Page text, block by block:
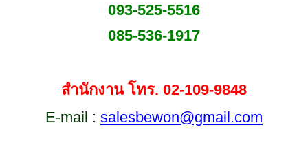
093-525-5516
085-536-1917
สำนักงาน โทร. 02-109-9848
E-mail : salesbewon@gmail.com